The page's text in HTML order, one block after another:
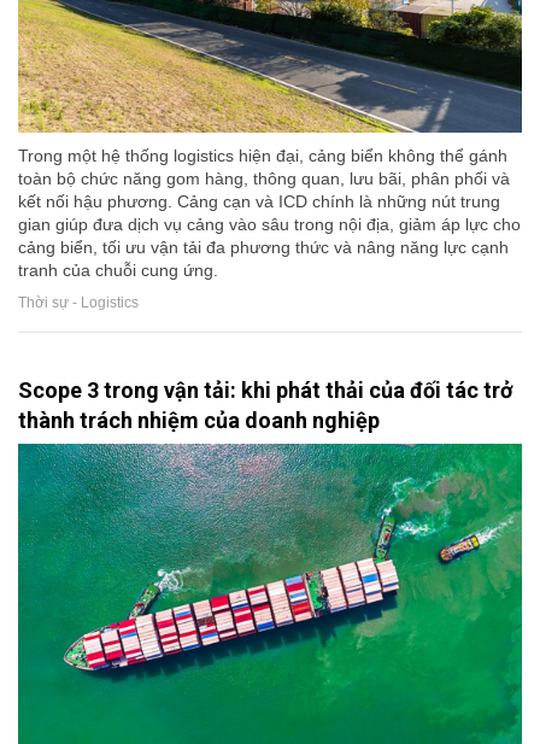
Trong một hệ thống logistics hiện đại, cảng biển không thể gánh
toàn bộ chức năng gom hàng, thông quan, lưu bãi, phân phối và
kết nối hậu phương. Cảng cạn và ICD chính là những nút trung
gian giúp đưa dịch vụ cảng vào sâu trong nội địa, giảm áp lực cho
cảng biển, tối ưu vận tải đa phương thức và nâng năng lực cạnh
tranh của chuỗi cung ứng.
Thời sự - Logistics
Scope 3 trong vận tải: khi phát thải của đối tác trở
thành trách nhiệm của doanh nghiệp